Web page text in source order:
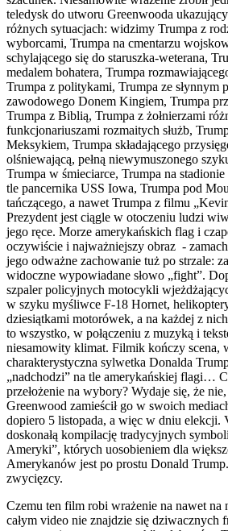
teledysk do utworu Greenwooda
różnych sytuacjach: widzimy Trumpa z
wyborcami, Trumpa na cmentarzu
schylającego się do staruszka-weterana,
medalem bohatera, Trumpa
Trumpa z politykami, Trumpa ze słynnym
zawodowego Donem Kingiem, Trumpa
Trumpa z Biblią, Trumpa z żołnierzami
funkcjonariuszami rozmaitych służb,
Meksykiem, Trumpa składającego
olśniewającą, pełną niewymuszonego
Trumpa w śmieciarce, Trumpa na
tle pancernika USS Iowa, Trumpa pod
tańczącego, a nawet Trumpa z filmu
Prezydent jest ciągle w otoczeniu ludzi
jego ręce. Morze amerykańskich flag i
oczywiście i najważniejszy obraz -
jego odważne zachowanie tuż po strzale:
widoczne wypowiadane słowo „fight”.
szpaler policyjnych motocykli
w szyku myśliwce F-18 Hornet,
dziesiątkami motorówek, a na każdej z
to wszystko, w połączeniu z muzyką i
niesamowity klimat. Filmik kończy scena,
charakterystyczna sylwetka Donalda
„nadchodzi” na tle amerykańskiej flagi…
przełożenie na wybory? Wydaje się, że
Greenwood zamieścił go w swoich
dopiero 5 listopada, a więc w dniu elekcji.
doskonałą kompilację tradycyjnych
Ameryki”, których uosobieniem dla
Amerykanów jest po prostu Donald
zwycięzcy.
Czemu ten film robi wrażenie na nawet na
całym video nie znajdzie się dziwacznych